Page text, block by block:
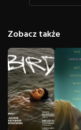
Zobacz także